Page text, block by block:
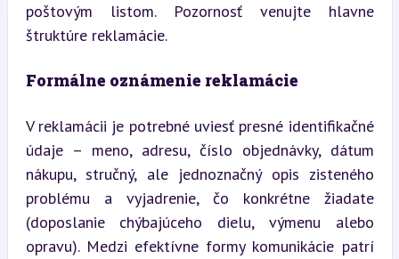
poštovým listom. Pozornosť venujte hlavne
štruktúre reklamácie.
Formálne oznámenie reklamácie
V reklamácii je potrebné uviesť presné identifikačné
údaje – meno, adresu, číslo objednávky, dátum
nákupu, stručný, ale jednoznačný opis zisteného
problému a vyjadrenie, čo konkrétne žiadate
(doposlanie chýbajúceho dielu, výmenu alebo
opravu). Medzi efektívne formy komunikácie patrí